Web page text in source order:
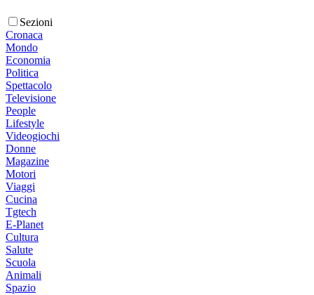
Sezioni
Cronaca
Mondo
Economia
Politica
Spettacolo
Televisione
People
Lifestyle
Videogiochi
Donne
Magazine
Motori
Viaggi
Cucina
Tgtech
E-Planet
Cultura
Salute
Scuola
Animali
Spazio